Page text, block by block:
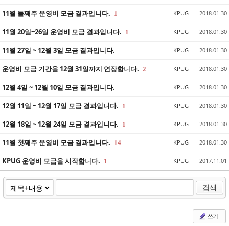
11월 둘째주 운영비 모금 결과입니다. 1 KPUG 2018.01.30
11월 20일~26일 운영비 모금 결과입니다. 1 KPUG 2018.01.30
11월 27일 ~ 12월 3일 모금 결과입니다. KPUG 2018.01.30
운영비 모금 기간을 12월 31일까지 연장합니다. 2 KPUG 2018.01.30
12월 4일 ~ 12월 10일 모금 결과입니다. KPUG 2018.01.30
12월 11일 ~ 12월 17일 모금 결과입니다. 1 KPUG 2018.01.30
12월 18일 ~ 12월 24일 모금 결과입니다. 1 KPUG 2018.01.30
11월 첫째주 운영비 모금 결과입니다. 14 KPUG 2018.01.30
KPUG 운영비 모금을 시작합니다. 1 KPUG 2017.11.01
검색
쓰기